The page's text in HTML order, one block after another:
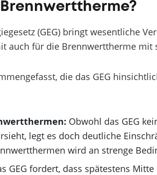
Brennwerttherme?
(GEG) bringt wesentliche
auch für die Brennwerttherme mit
die das GEG
Obwohl das GEG
legt es doch deutliche
wird an strenge
GEG fordert, dass spätestens